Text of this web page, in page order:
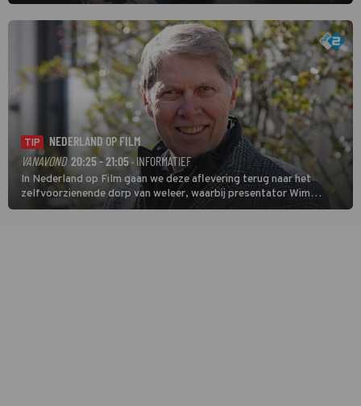
speurder op zoek naar een vermiste kok. Poirot raakt al snel
verwikkeld in een moordzaak. (HH)
TIP
NEDERLAND OP FILM
VANAVOND 20:25 - 21:05· INFORMATIEF
In Nederland op Film gaan we deze aflevering terug naar het
zelfvoorzienende dorp van weleer, waarbij presentator Wim
Daniëls de kijkers meeneemt op reis door de tijd aan de hand van